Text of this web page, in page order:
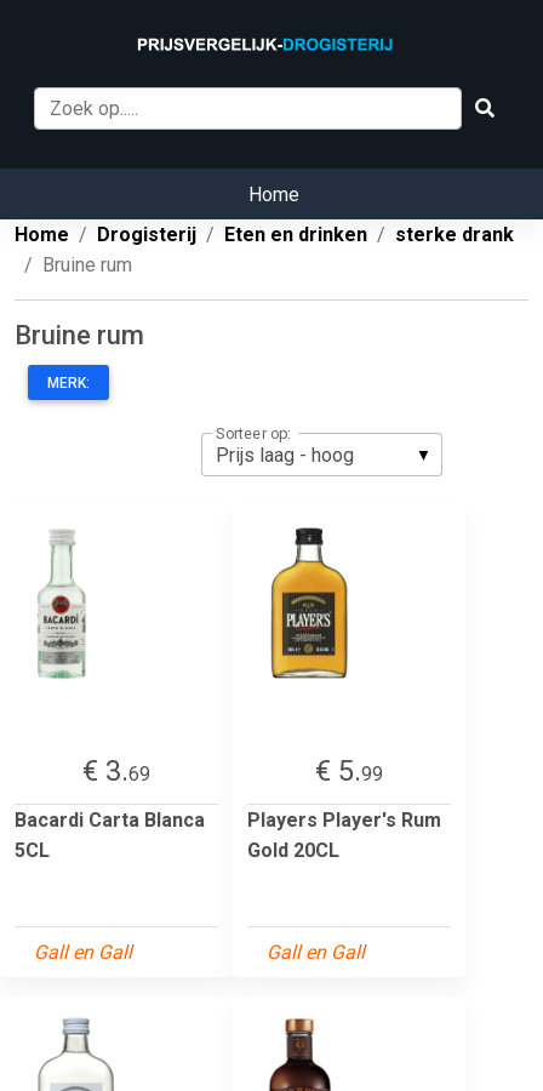
Home
Home
Drogisterij Eten en drinken
sterke drank
Bruine rum
Bruine rum
MERK:
Sorteer op:
€ 3.69
Bacardi Carta Blanca
5CL
Gall en Gall
€ 5.99
Players Player's Rum
Gold 20CL
Gall en Gall